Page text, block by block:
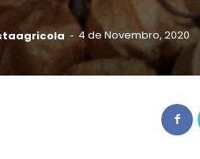
- 4 de Novembro, 2020